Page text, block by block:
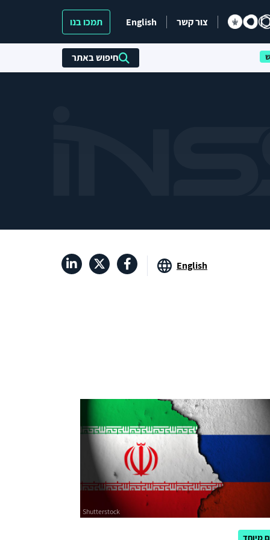
צור קשר English תמכו בנו
חיפוש באתר
English
מיוחד